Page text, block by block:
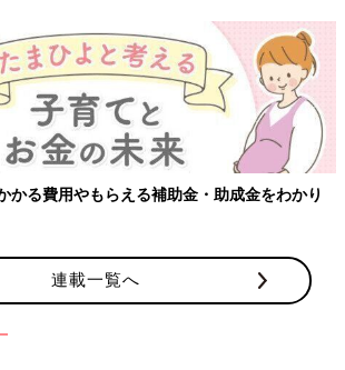
かる費用やもらえる補助金・助成金をわかり
連載一覧へ